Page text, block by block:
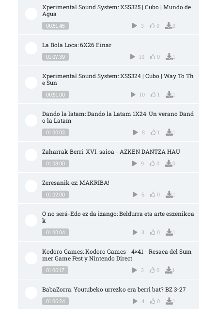
Xperimental Sound System: XSS325 | Cubo | Mundo de
Agua
00:51:45 3 0 0
La Bola Loca: 6X26 Einar
01:07:39 10 0 1
Xperimental Sound System: XSS324 | Cubo | Way To Th
e Sun
00:51:00 10 1 1
Dando la latam: Dando la Latam 1X24: Un verano Dand
o la Latam
01:00:02 8 1 1
Zaharrak Berri: XVI. saioa - AZKEN DANTZA HAU
01:08:00 9 0 0
Zeresanik ez: MAKRIBA!
01:02:00 6 0 1
O no será-Edo ez da izango: Beldurra eta arte eszenikoa
k
01:00:04 3 0 1
Kodoro Games: Kodoro Games - 4×41 - Resaca del Sum
mer Game Fest y Nintendo Direct
01:06:17 3 0 1
BabaZorra: Youtubeko urrezko era berri bat? BZ 3-27
01:06:24 4 0 1